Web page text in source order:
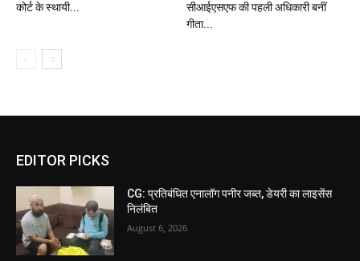
कोर्ट के स्थायी...
सीआईएसएफ की पहली अधिकारी बनीं
गीता...
EDITOR PICKS
CG: प्रतिबंधित एनालॉग पनीर जब्त, डेयरी का लाइसेंस
निलंबित
August 6, 2026